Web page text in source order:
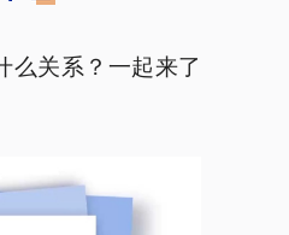
么关系？一起来了